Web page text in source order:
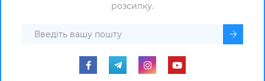
розсилку.